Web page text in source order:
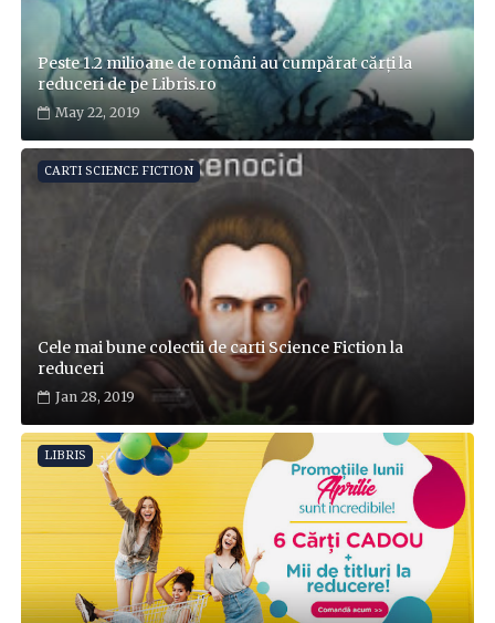
Peste 1.2 milioane de români au cumpărat cărți la
reduceri de pe Libris.ro
May 22, 2019
CARTI SCIENCE FICTION
Cele mai bune colectii de carti Science Fiction la
reduceri
Jan 28, 2019
LIBRIS